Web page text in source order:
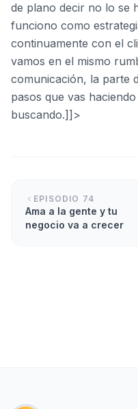
de plano decir no lo se
funciono como
continuamente con el
vamos en el mismo
comunicación, la parte
pasos que vas
buscando.]]>
EPISODIO 74
Ama a la gente y tu
negocio va a crecer